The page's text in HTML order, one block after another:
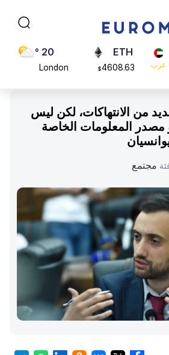
عرب
ADA
0.868816
ETH
$4608.63
20 °
London
23 °
Brussels
Madrid
من الانتهاكات، لكن ليس
مصدر المعلومات الخاصة
مجتمع